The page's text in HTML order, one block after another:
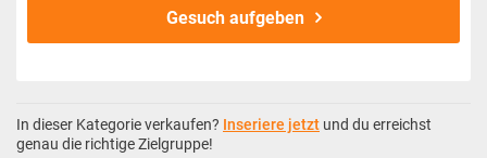
Gesuch aufgeben
In dieser Kategorie verkaufen? Inseriere jetzt und du erreichst
genau die richtige Zielgruppe!